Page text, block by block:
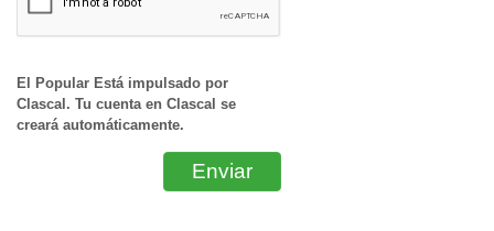
El Popular Está impulsado por
Clascal. Tu cuenta en Clascal se
creará automáticamente.
Enviar